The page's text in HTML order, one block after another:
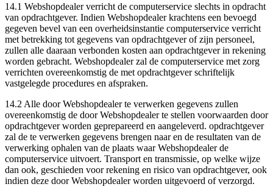
14.1 Webshopdealer verricht de computerservice slechts in opdracht
van opdrachtgever. Indien Webshopdealer krachtens een bevoegd
gegeven bevel van een overheidsinstantie computerservice verricht
met betrekking tot gegevens van opdrachtgever of zijn personeel,
zullen alle daaraan verbonden kosten aan opdrachtgever in rekening
worden gebracht. Webshopdealer zal de computerservice met zorg
verrichten overeenkomstig de met opdrachtgever schriftelijk
vastgelegde procedures en afspraken.
14.2 Alle door Webshopdealer te verwerken gegevens zullen
overeenkomstig de door Webshopdealer te stellen voorwaarden door
opdrachtgever worden geprepareerd en aangeleverd. opdrachtgever
zal de te verwerken gegevens brengen naar en de resultaten van de
verwerking ophalen van de plaats waar Webshopdealer de
computerservice uitvoert. Transport en transmissie, op welke wijze
dan ook, geschieden voor rekening en risico van opdrachtgever, ook
indien deze door Webshopdealer worden uitgevoerd of verzorgd.